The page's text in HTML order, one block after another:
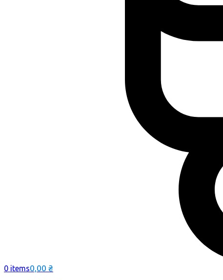
0 items0,00 ₴